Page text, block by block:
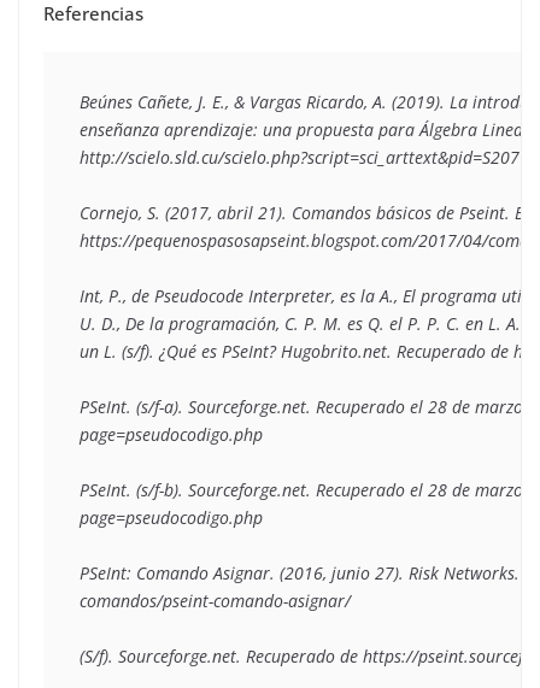
Referencias
Beúnes Cañete, J. E., & Vargas Ricardo, A. (2019). La
enseñanza aprendizaje: una propuesta para Álgebra Lineal.
http://scielo.sld.cu/
Cornejo, S. (2017, abril 21). Comandos básicos de Pseint.
https://pequenospasosapseint.blogspot.com/2017/04/
Int, P., de Pseudocode Interpreter, es la A., El programa
U. D., De la programación, C. P. M. es Q. el P. P. C. en L. A.
un L. (s/f). ¿Qué es PSeInt? Hugobrito.net. Recuperado de
PSeInt. (s/f-a). Sourceforge.net. Recuperado el 28 de
page=pseudocodigo.php
PSeInt. (s/f-b). Sourceforge.net. Recuperado el 28 de
page=pseudocodigo.php
PSeInt: Comando Asignar. (2016, junio 27). Risk Networks.
comandos/pseint-comando-asignar/
(S/f). Sourceforge.net. Recuperado de https://